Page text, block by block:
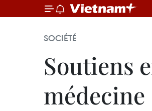
SOCIÉTÉ
Soutiens
médecine